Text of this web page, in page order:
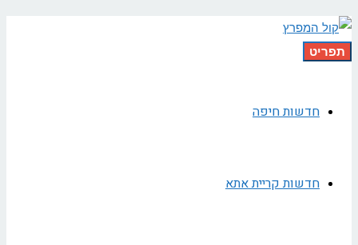
תפריט
חדשות חיפה
חדשות קריית אתא